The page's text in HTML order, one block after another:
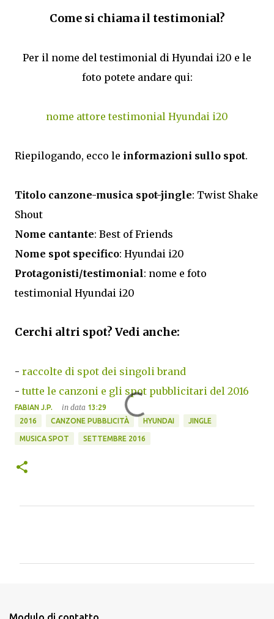
Come si chiama il testimonial?
Per il nome del testimonial di Hyundai i20 e le
foto potete andare qui:
nome attore testimonial Hyundai i20
Riepilogando, ecco le informazioni sullo spot.
Titolo canzone-musica spot-jingle: Twist Shake
Shout
Nome cantante: Best of Friends
Nome spot specifico: Hyundai i20
Protagonisti/testimonial: nome e foto
testimonial Hyundai i20
Cerchi altri spot? Vedi anche:
- raccolte di spot dei singoli brand
-tutte le canzoni e gli spot pubblicitari del 2016
FABIAN J.P. in data 13:29
2016
CANZONE PUBBLICITÀ HYUNDAI JINGLE
MUSICA SPOT SETTEMBRE 2016